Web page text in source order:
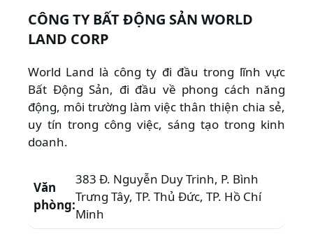
CÔNG TY BẤT ĐỘNG SẢN WORLD
LAND CORP
World Land là công ty đi đầu trong lĩnh vực
Bất Động Sản, đi đầu về phong cách năng
động, môi trường làm việc thân thiện chia sẻ,
uy tín trong công việc, sáng tạo trong kinh
doanh.
Văn
phòng:
383 Đ. Nguyễn Duy Trinh, P. Bình
Trưng Tây, TP. Thủ Đức, TP. Hồ Chí
Minh